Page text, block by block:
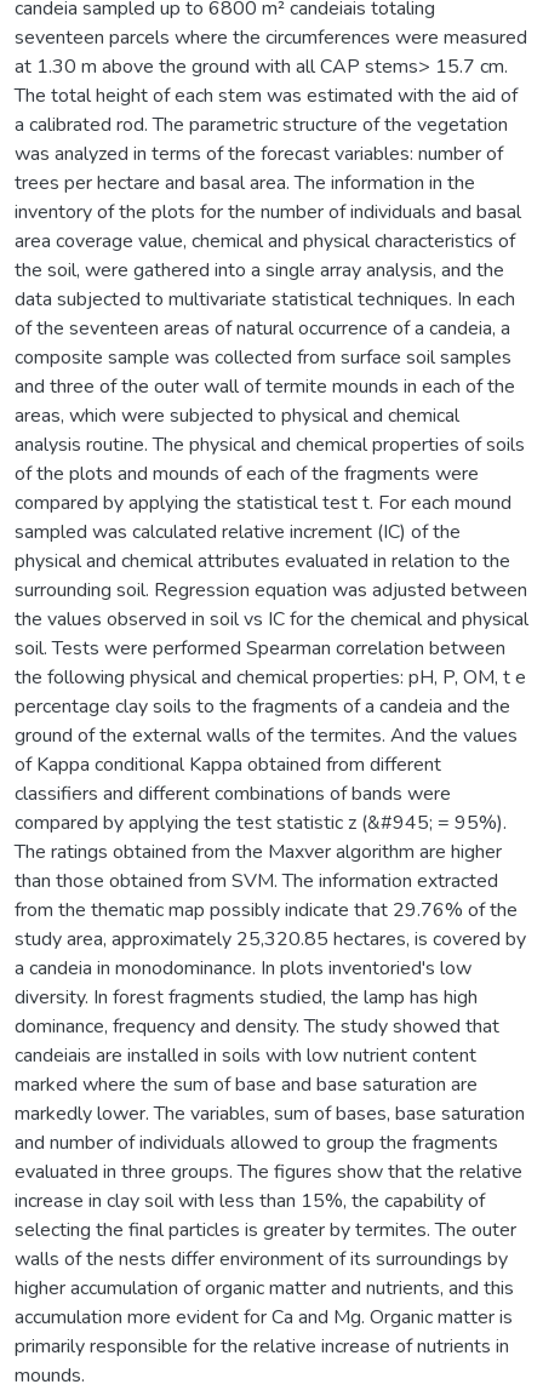
candeia sampled up to 6800 m² candeiais totaling
seventeen parcels where the circumferences were measured
at 1.30 m above the ground with all CAP stems> 15.7 cm.
The total height of each stem was estimated with the aid of
a calibrated rod. The parametric structure of the vegetation
was analyzed in terms of the forecast variables: number of
trees per hectare and basal area. The information in the
inventory of the plots for the number of individuals and basal
area coverage value, chemical and physical characteristics of
the soil, were gathered into a single array analysis, and the
data subjected to multivariate statistical techniques. In each
of the seventeen areas of natural occurrence of a candeia, a
composite sample was collected from surface soil samples
and three of the outer wall of termite mounds in each of the
areas, which were subjected to physical and chemical
analysis routine. The physical and chemical properties of soils
of the plots and mounds of each of the fragments were
compared by applying the statistical test t. For each mound
sampled was calculated relative increment (IC) of the
physical and chemical attributes evaluated in relation to the
surrounding soil. Regression equation was adjusted between
the values observed in soil vs IC for the chemical and physical
soil. Tests were performed Spearman correlation between
the following physical and chemical properties: pH, P, OM, t e
percentage clay soils to the fragments of a candeia and the
ground of the external walls of the termites. And the values
of Kappa conditional Kappa obtained from different
classifiers and different combinations of bands were
compared by applying the test statistic z (&#945; = 95%).
The ratings obtained from the Maxver algorithm are higher
than those obtained from SVM. The information extracted
from the thematic map possibly indicate that 29.76% of the
study area, approximately 25,320.85 hectares, is covered by
a candeia in monodominance. In plots inventoried's low
diversity. In forest fragments studied, the lamp has high
dominance, frequency and density. The study showed that
candeiais are installed in soils with low nutrient content
marked where the sum of base and base saturation are
markedly lower. The variables, sum of bases, base saturation
and number of individuals allowed to group the fragments
evaluated in three groups. The figures show that the relative
increase in clay soil with less than 15%, the capability of
selecting the final particles is greater by termites. The outer
walls of the nests differ environment of its surroundings by
higher accumulation of organic matter and nutrients, and this
accumulation more evident for Ca and Mg. Organic matter is
primarily responsible for the relative increase of nutrients in
mounds.